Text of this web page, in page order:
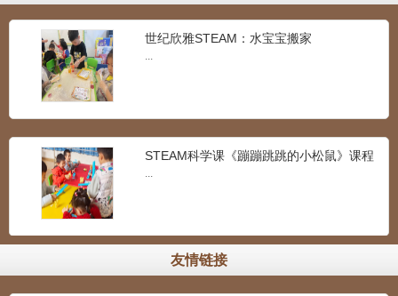
世纪欣雅STEAM：水宝宝搬家
STEAM科学课《蹦蹦跳跳的小松鼠》课程
点墨巧手绘乾坤：世纪欣雅孝德礼仪幼儿
友情链接